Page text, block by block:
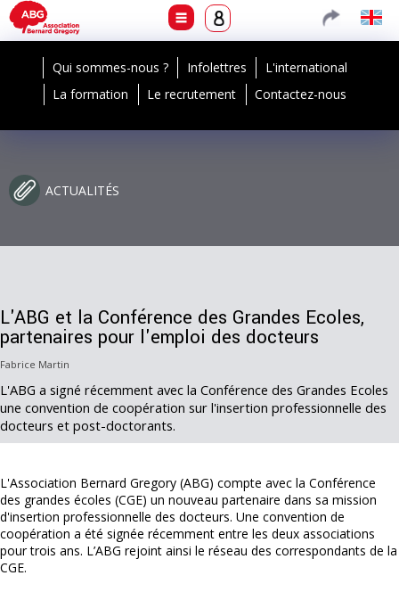
Qui sommes-nous ? Infolettres
L'international
La formation
Le recrutement Contactez-nous
ACTUALITÉS
L'ABG et la Conférence des Grandes Ecoles,
partenaires pour l'emploi des docteurs
Fabrice Martin
L'ABG a signé récemment avec la Conférence des Grandes Ecoles
une convention de coopération sur l'insertion professionnelle des
docteurs et post-doctorants.
L'Association Bernard Gregory (ABG) compte avec la Conférence
des grandes écoles (CGE) un nouveau partenaire dans sa mission
d'insertion professionnelle des docteurs. Une convention de
coopération a été signée récemment entre les deux associations
pour trois ans. L’ABG rejoint ainsi le réseau des correspondants de la
CGE.